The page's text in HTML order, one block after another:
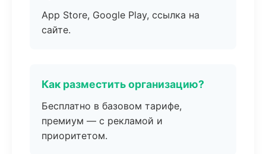
App Store, Google Play, ссылка на
сайте.
Как разместить организацию?
Бесплатно в базовом тарифе,
премиум — с рекламой и
приоритетом.